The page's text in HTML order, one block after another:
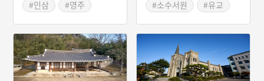
#인삼
#영주
#소수서원
#유교
#봄축제